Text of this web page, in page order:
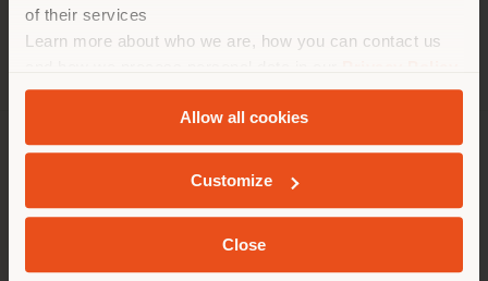
of their services
Learn more about who we are, how you can contact us
andCookie Policy.
Allow all cookies
Customize
Close
GEOLOKALISIERT
UNTERNEHMEN
PRODUKTLINIEN